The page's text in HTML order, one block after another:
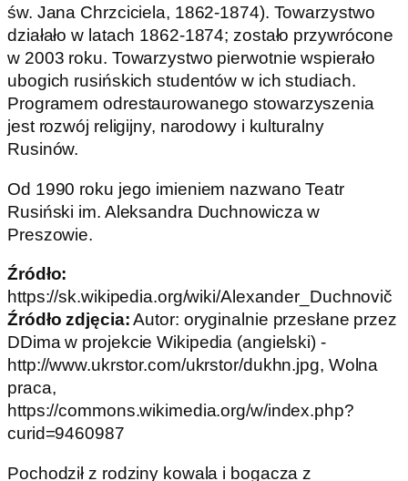
św. Jana Chrzciciela, 1862-1874). Towarzystwo
działało w latach 1862-1874; zostało przywrócone
w 2003 roku. Towarzystwo pierwotnie wspierało
ubogich rusińskich studentów w ich studiach.
Programem odrestaurowanego stowarzyszenia
jest rozwój religijny, narodowy i kulturalny
Rusinów.
Od 1990 roku jego imieniem nazwano Teatr
Rusiński im. Aleksandra Duchnowicza w
Preszowie.
Źródło:
https://sk.wikipedia.org/wiki/Alexander_Duchnovič
Źródło zdjęcia:Autor: oryginalnie przesłane przez
DDima w projekcie Wikipedia (angielski) -
http://www.ukrstor.com/ukrstor/dukhn.jpg, Wolna
praca,
https://commons.wikimedia.org/w/index.php?
curid=9460987
Pochodził z rodziny kowala i bogacza z